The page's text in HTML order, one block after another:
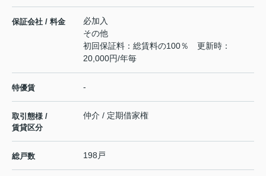
保証会社 / 料金
必加入
その他
初回保証料：総賃料の100％ 更新時：
20,000円/年毎
特優賃 -
取引態様 /
賃貸区分
仲介 / 定期借家権
総戸数 198戸